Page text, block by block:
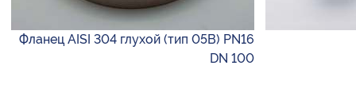
Фланец AISI 304 глухой (тип 05B) PN16
DN 100